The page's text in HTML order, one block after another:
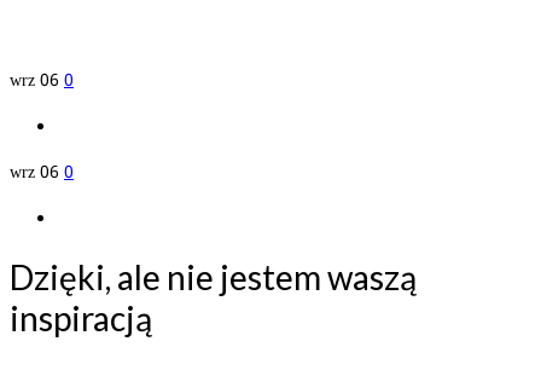
wrz06 0
wrz06 0
Dzięki, ale nie jestem waszą
inspiracją